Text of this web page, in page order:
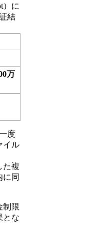
）に
結
万
度
イル
た複
に同
制限
とな